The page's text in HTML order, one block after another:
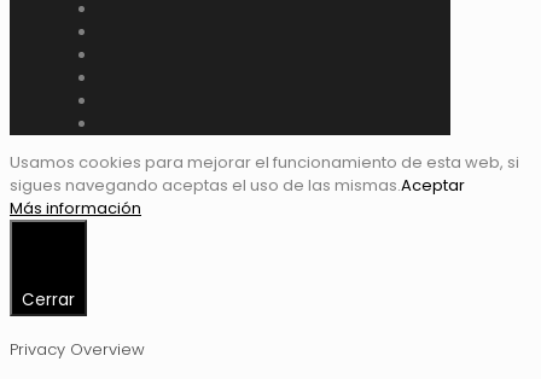
Usamos cookies para mejorar el funcionamiento de esta web, si
sigues navegando aceptas el uso de las mismas.Aceptar
Más información
Cerrar
Privacy Overview